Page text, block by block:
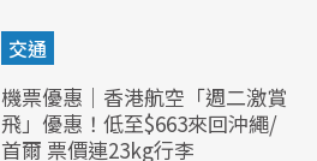
交通
機票優惠｜香港航空「週二激賞
飛」優惠！低至$663來回沖繩/
首爾 票價連23kg行李